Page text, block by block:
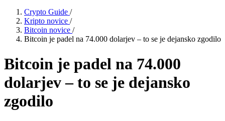
Crypto Guide /
Kripto novice /
Bitcoin novice /
Bitcoin je padel na 74.000 dolarjev – to se je dejansko zgodilo
Bitcoin je padel na 74.000
dolarjev – to se je dejansko
zgodilo